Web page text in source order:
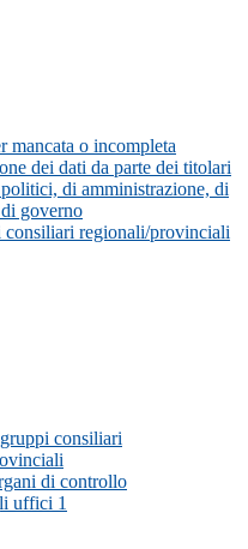
mancata o incompleta
dei dati da parte dei titolari
di amministrazione, di
governo
regionali/provinciali
consiliari
di controllo
uffici 1